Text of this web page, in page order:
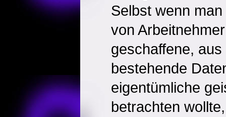
Selbst wenn
von
geschaffene,
bestehende
eigentümliche
betrachten